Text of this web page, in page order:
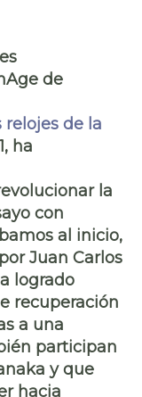
de
relojes de la
ha
la
con
al inicio,
Juan Carlos
logrado
recuperación
a una
participan
y que
hacia